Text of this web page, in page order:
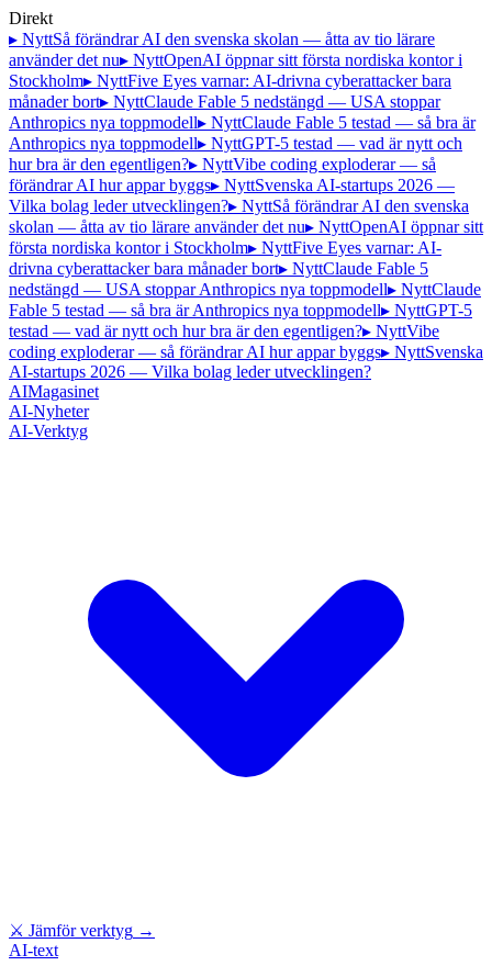
Direkt
▸ NyttSå förändrar AI den svenska skolan — åtta av tio lärare
använder det nu▸ NyttOpenAI öppnar sitt första nordiska kontor i
Stockholm▸ NyttFive Eyes varnar: AI-drivna cyberattacker bara
månader bort▸ NyttClaude Fable 5 nedstängd — USA stoppar
Anthropics nya toppmodell▸ NyttClaude Fable 5 testad — så bra är
Anthropics nya toppmodell▸ NyttGPT-5 testad — vad är nytt och
hur bra är den egentligen?▸ NyttVibe coding exploderar — så
förändrar AI hur appar byggs▸ NyttSvenska AI-startups 2026 —
Vilka bolag leder utvecklingen?▸ NyttSå förändrar AI den svenska
skolan — åtta av tio lärare använder det nu▸ NyttOpenAI öppnar sitt
första nordiska kontor i Stockholm▸ NyttFive Eyes varnar: AI-
drivna cyberattacker bara månader bort▸ NyttClaude Fable 5
nedstängd — USA stoppar Anthropics nya toppmodell▸ NyttClaude
Fable 5 testad — så bra är Anthropics nya toppmodell▸ NyttGPT-5
testad — vad är nytt och hur bra är den egentligen?▸ NyttVibe
coding exploderar — så förändrar AI hur appar byggs▸ NyttSvenska
AI-startups 2026 — Vilka bolag leder utvecklingen?
AIMagasinet
AI-Nyheter
AI-Verktyg
⚔ Jämför verktyg →
AI-text